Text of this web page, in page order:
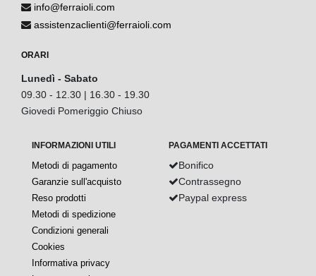
info@ferraioli.com
assistenzaclienti@ferraioli.com
ORARI
Lunedì - Sabato
09.30 - 12.30 | 16.30 - 19.30
Giovedi Pomeriggio Chiuso
INFORMAZIONI UTILI
Metodi di pagamento
Garanzie sull'acquisto
Reso prodotti
Metodi di spedizione
Condizioni generali
Cookies
Informativa privacy
PAGAMENTI ACCETTATI
Bonifico
Contrassegno
Paypal express